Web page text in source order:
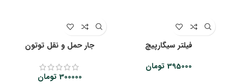
فیلتر سیگارپیچ
395000 تومان
جار حمل و نقل توتون
300000 تومان